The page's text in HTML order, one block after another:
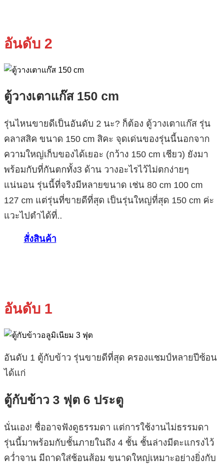
อันดับ 2
ตู้วางเตาแก๊ส 150 cm
รุ่นไหนขายดีเป็นอันดับ 2 นะ? ก็ต้อง ตู้วางเตาแก๊ส รุ่น
คลาสสิค ขนาด 150 cm สิคะ จุดเด่นของรุ่นนี้นอกจาก
ความใหญ่เก็บของได้เยอะ (กว้าง 150 cm เชียว) ยังมา
พร้อมกับที่กันตกทั้ง3 ด้าน วางอะไรไว้ไม่ตกง่ายๆ
แน่นอน รุ่นนี้ที่จริงมีหลายขนาด เช่น 80 cm 100 cm
127 cm แต่รุ่นที่ขายดีที่สุด เป็นรุ่นใหญ่ที่สุด 150 cm ค่ะ
แวะไปตำได้ที่..
สั่งสินค้า
อันดับ 1
อันดับ 1 ตู้กับข้าว รุ่นขายดีที่สุด ครองแชมป์หลายปีซ้อน
ได้แก่
ตู้กับข้าว 3 ฟุต 6 ประตู
นั่นเอง! ชื่ออาจฟังดูธรรมดา แต่การใช้งานไม่ธรรมดา
รุ่นนี้มาพร้อมกับชั้นภายในถึง 4 ชั้น ชั้นล่างมีตะแกรงไว้
คว่ำจาน มีถาดใส่ช้อนส้อม ขนาดใหญ่เหมาะอย่างยิ่งกับ